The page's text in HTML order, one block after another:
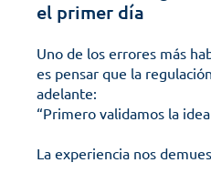
el primer día
Uno de los errores más
es pensar que la
adelante:
“Primero validamos la
La experiencia nos